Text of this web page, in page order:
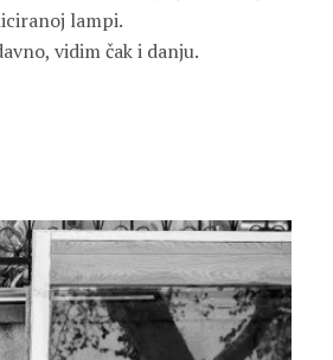
lampi.
vidim čak i danju.